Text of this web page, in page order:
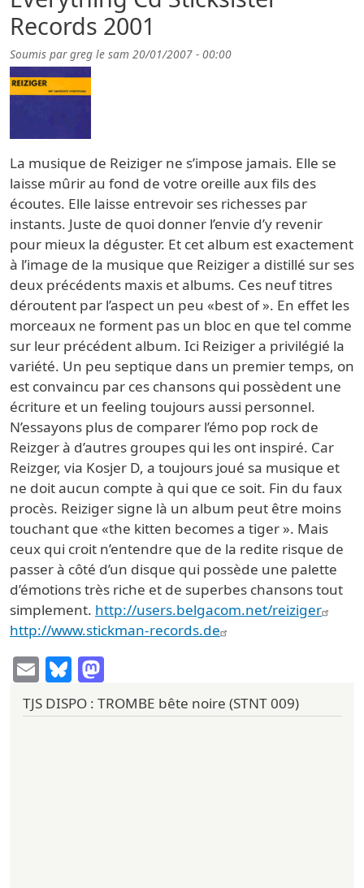
Records 2001
Soumis pargreg le sam 20/01/2007 - 00:00
La musique de Reiziger ne s’impose jamais. Elle se
laisse mûrir au fond de votre oreille aux fils des
écoutes. Elle laisse entrevoir ses richesses par
instants. Juste de quoi donner l’envie d’y revenir
pour mieux la déguster. Et cet album est exactement
à l’image de la musique que Reiziger a distillé sur ses
deux précédents maxis et albums. Ces neuf titres
déroutent par l’aspect un peu «best of ». En effet les
morceaux ne forment pas un bloc en que tel comme
sur leur précédent album. Ici Reiziger a privilégié la
variété. Un peu septique dans un premier temps, on
est convaincu par ces chansons qui possèdent une
écriture et un feeling toujours aussi personnel.
N’essayons plus de comparer l’émo pop rock de
Reizger à d’autres groupes qui les ont inspiré. Car
Reizger, via Kosjer D, a toujours joué sa musique et
ne doit aucun compte à qui que ce soit. Fin du faux
procès. Reiziger signe là un album peut être moins
touchant que «the kitten becomes a tiger ». Mais
ceux qui croit n’entendre que de la redite risque de
passer à côté d’un disque qui possède une palette
d’émotions très riche et de superbes chansons tout
simplement. http://users.belgacom.net/reiziger
http://www.stickman-records.de
EmailBluesky
TJS DISPO : TROMBE bête noire (STNT 009)